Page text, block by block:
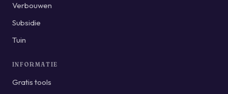
Verbouwen
Subsidie
Tuin
INFORMATIE
Gratis tools